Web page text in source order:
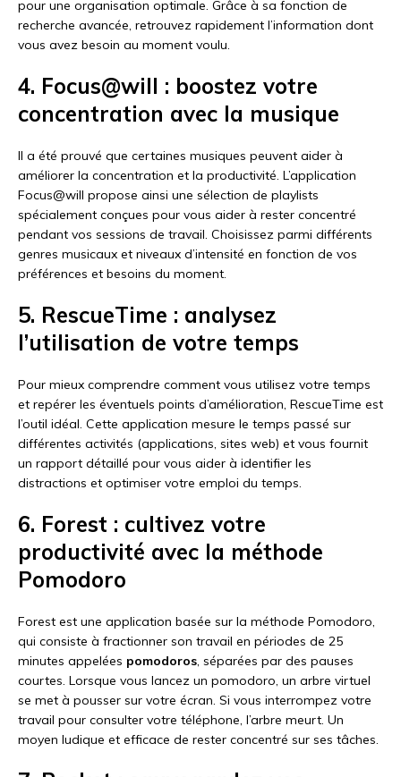
pour une organisation optimale. Grâce à sa fonction de
recherche avancée, retrouvez rapidement l’information dont
vous avez besoin au moment voulu.
4. Focus@will : boostez votre
concentration avec la musique
Il a été prouvé que certaines musiques peuvent aider à
améliorer la concentration et la productivité. L’application
Focus@will propose ainsi une sélection de playlists
spécialement conçues pour vous aider à rester concentré
pendant vos sessions de travail. Choisissez parmi différents
genres musicaux et niveaux d’intensité en fonction de vos
préférences et besoins du moment.
5. RescueTime : analysez
l’utilisation de votre temps
Pour mieux comprendre comment vous utilisez votre temps
et repérer les éventuels points d’amélioration, RescueTime est
l’outil idéal. Cette application mesure le temps passé sur
différentes activités (applications, sites web) et vous fournit
un rapport détaillé pour vous aider à identifier les
distractions et optimiser votre emploi du temps.
6. Forest : cultivez votre
productivité avec la méthode
Pomodoro
Forest est une application basée sur la méthode Pomodoro,
qui consiste à fractionner son travail en périodes de 25
minutes appelées pomodoros, séparées par des pauses
courtes. Lorsque vous lancez un pomodoro, un arbre virtuel
se met à pousser sur votre écran. Si vous interrompez votre
travail pour consulter votre téléphone, l’arbre meurt. Un
moyen ludique et efficace de rester concentré sur ses tâches.